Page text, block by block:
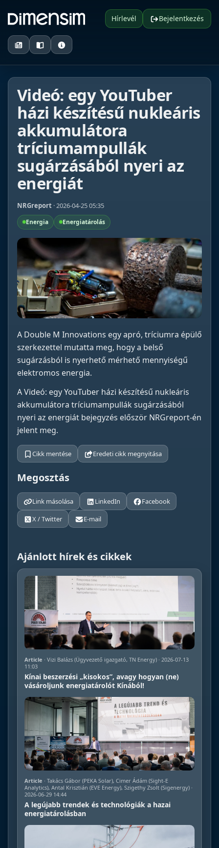
Hírlevél Bejelentkezés
Videó: egy YouTuber
házi készítésű nukleáris
akkumulátora
tríciumampullák
sugárzásából nyeri az
energiát
NRGreport · 2026-04-25 05:35
Energia Energiatárolás
A Double M Innovations egy apró, tríciumra épülő
szerkezettel mutatta meg, hogy a belső
sugárzásból is nyerhető mérhető mennyiségű
elektromos energia.
A Videó: egy YouTuber házi készítésű nukleáris
akkumulátora tríciumampullák sugárzásából
nyeri az energiát bejegyzés először NRGreport-én
jelent meg.
Cikk mentése Eredeti cikk megnyitása
Megosztás
Link másolása LinkedIn
Facebook
X / Twitter
E-mail
Ajánlott hírek és cikkek
Article · Vizi Balázs (Ügyvezető igazgató, TN Energy) · 2026-07-13
11:03
Kínai beszerzési „kisokos”, avagy hogyan (ne)
vásároljunk energiatárolót Kínából!
Article · Takács Gábor (PEKA Solar), Cimer Ádám (Sight-E
Analytics), Antal Krisztián (EVE Energy), Szigethy Zsolt (Sigenergy) ·
2026-06-29 14:44
A legújabb trendek és technológiák a hazai
energiatárolásban